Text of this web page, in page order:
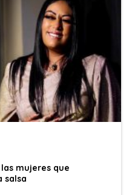
mujeres que
salsa